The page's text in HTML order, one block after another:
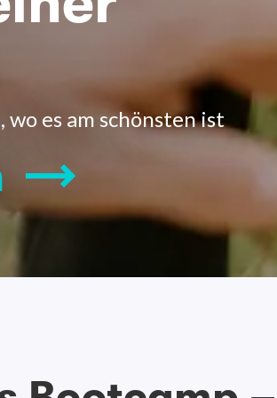
es am schönsten ist